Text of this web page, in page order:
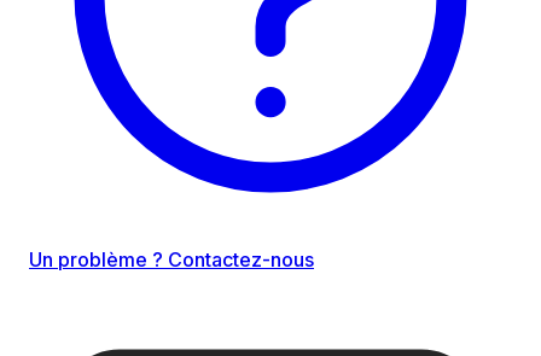
Un problème ? Contactez-nous